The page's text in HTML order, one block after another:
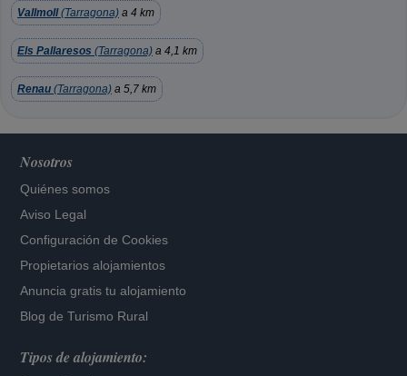
Vallmoll(Tarragona) a 4 km
Els Pallaresos (Tarragona) a 4,1 km
Renau (Tarragona) a 5,7 km
Nosotros
Quiénes somos
Aviso Legal
Configuración de Cookies
Propietarios alojamientos
Anuncia gratis tu alojamiento
Blog de Turismo Rural
Tipos de alojamiento: